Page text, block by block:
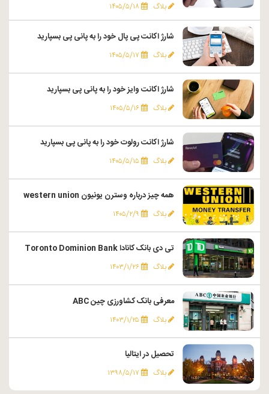
بلاگ ۱۴۰۵/۵/۱۸
شارژ اکانت پی پال خود را به پانی پی بسپارید
بلاگ ۱۴۰۵/۵/۱۷
شارژ اکانت وایز خود را به پانی پی بسپارید
بلاگ ۱۴۰۵/۵/۱۶
شارژ اکانت رولوت خود را به پانی پی بسپارید
بلاگ ۱۴۰۵/۵/۱۵
همه چیز درباره وسترن یونیون western union
بلاگ ۱۴۰۵/۲/۹
تی دی بانک کانادا Toronto Dominion Bank
بلاگ ۱۴۰۳/۱/۲۶
معرفی بانک کشاورزی چین ABC
بلاگ ۱۴۰۳/۱/۲۵
تحصیل در ایتالیا
بلاگ ۱۳۹۸/۵/۱۷